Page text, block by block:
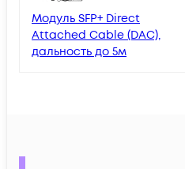
Модуль SFP+ Direct
Attached Cable (DAC),
дальность до 5м